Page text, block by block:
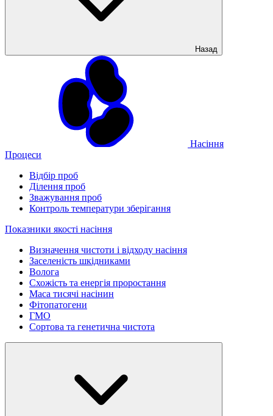
Назад
Насіння
Процеси
Відбір проб
Ділення проб
Зважування проб
Контроль температури зберігання
Показники якості насіння
Визначення чистоти і відходу насіння
Заселеність шкідниками
Волога
Схожість та енергія проростання
Маса тисячі насінин
Фітопатогени
ГМО
Сортова та генетична чистота